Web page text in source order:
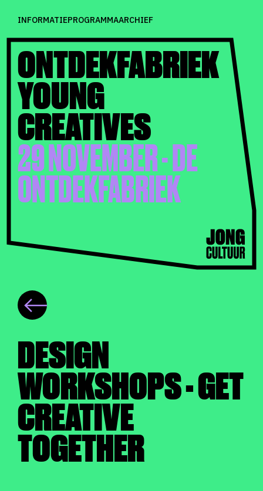
INFORMATIEPROGRAMMAARCHIEF
ONTDEKFABRIEK
YOUNG
CREATIVES
29 NOVEMBER - DE
ONTDEKFABRIEK
DESIGN
WORKSHOPS - GET
CREATIVE
TOGETHER